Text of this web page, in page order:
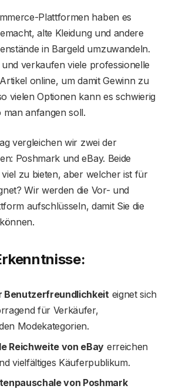
Plattformen haben es
alte Kleidung und andere
in Bargeld umzuwandeln.
verkaufen viele professionelle
online, um damit Gewinn zu
vielen Optionen kann es schwierig
anfangen soll.
vergleichen wir zwei der
Poshmark und eBay. Beide
zu bieten, aber welcher ist für
Wir werden die Vor- und
aufschlüsseln, damit Sie die
Benutzerfreundlichkeiteignet sich
für Verkäufer,
Modekategorien.
Reichweite von eBay erreichen
vielfältiges Käuferpublikum.
von Poshmark